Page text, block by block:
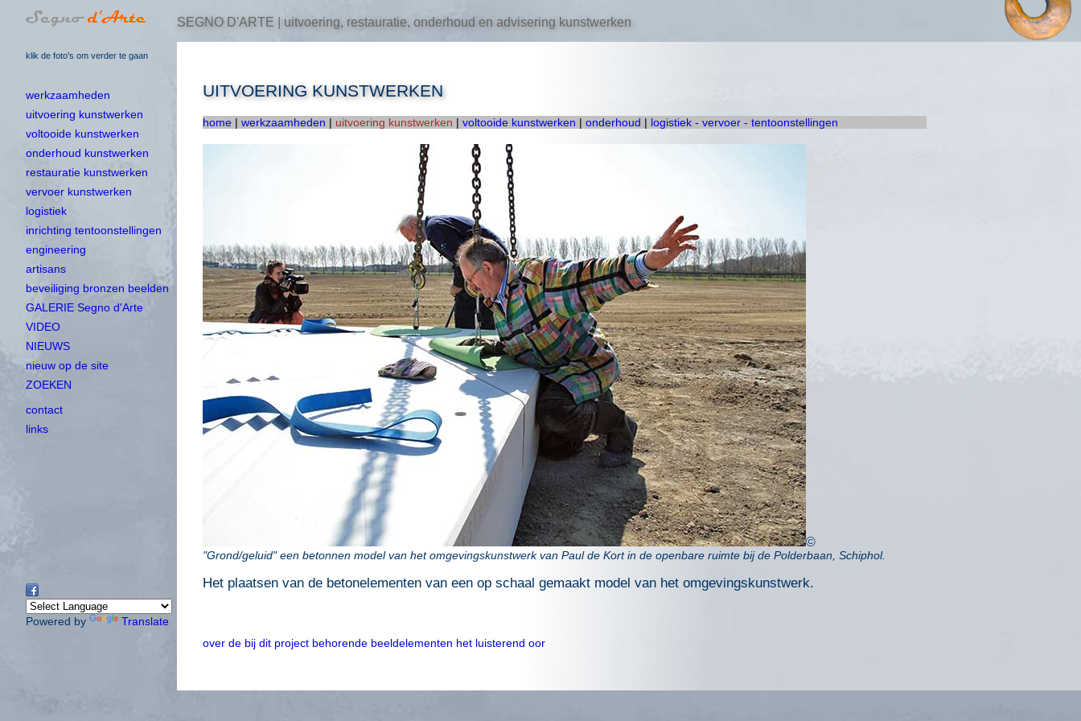
klik de foto's om verder te gaan
SEGNO D'ARTE | uitvoering, restauratie, onderhoud en advisering kunstwerken
werkzaamheden
uitvoering kunstwerken
voltooide kunstwerken
onderhoud kunstwerken
restauratie kunstwerken
vervoer kunstwerken
logistiek
inrichting tentoonstellingen
engineering
artisans
beveiliging bronzen beelden
GALERIE Segno d'Arte
VIDEO
NIEUWS
nieuw op de site
ZOEKEN
contact
links
Powered by Translate
UITVOERING KUNSTWERKEN
home | werkzaamheden | uitvoering kunstwerken | voltooide kunstwerken | onderhoud | logistiek - vervoer - tentoonstellingen
©
"Grond/geluid" een betonnen model van het omgevingskunstwerk van Paul de Kort in de openbare ruimte bij de Polderbaan, Schiphol.
Het plaatsen van de betonelementen van een op schaal gemaakt model van het omgevingskunstwerk.
over de bij dit project behorende beeldelementen het luisterend oor